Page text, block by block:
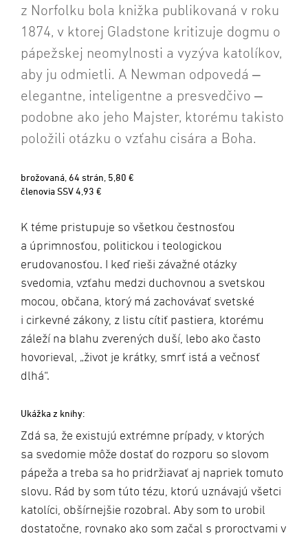
z Norfolku bola knižka publikovaná v roku
1874, v ktorej Gladstone kritizuje dogmu o
pápežskej neomylnosti a vyzýva katolíkov,
aby ju odmietli. A Newman odpovedá ‒
elegantne, inteligentne a presvedčivo ‒
podobne ako jeho Majster, ktorému takisto
položili otázku o vzťahu cisára a Boha.
brožovaná, 64 strán, 5,80 €
členovia SSV 4,93 €
K téme pristupuje so všetkou čestnosťou
a úprimnosťou, politickou i teologickou
erudovanosťou. I keď rieši závažné otázky
svedomia, vzťahu medzi duchovnou a svetskou
mocou, občana, ktorý má zachovávať svetské
i cirkevné zákony, z listu cítiť pastiera, ktorému
záleží na blahu zverených duší, lebo ako často
hovorieval, „život je krátky, smrť istá a večnosť
dlhá“.
Ukážka z knihy:
Zdá sa, že existujú extrémne prípady, v ktorých
sa svedomie môže dostať do rozporu so slovom
pápeža a treba sa ho pridržiavať aj napriek tomuto
slovu. Rád by som túto tézu, ktorú uznávajú všetci
katolíci, obšírnejšie rozobral. Aby som to urobil
dostatočne, rovnako ako som začal s proroctvami v